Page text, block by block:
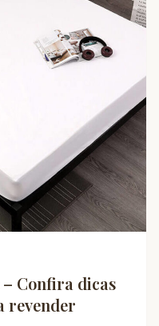
Confira dicas
revender